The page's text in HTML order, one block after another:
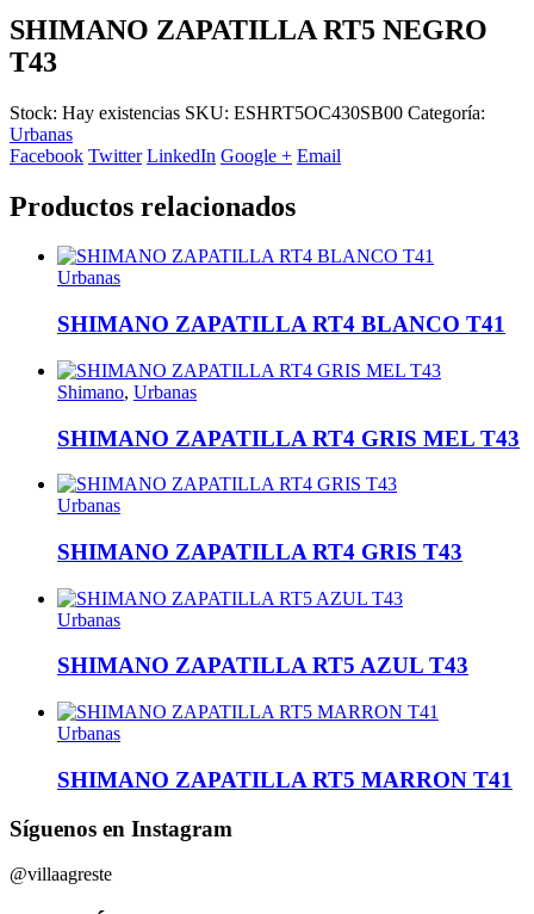
SHIMANO ZAPATILLA RT5 NEGRO
T43
Stock: Hay existencias SKU: ESHRT5OC430SB00 Categoría:
Urbanas
Facebook Twitter LinkedIn Google + Email
Productos relacionados
Urbanas
SHIMANO ZAPATILLA RT4 BLANCO T41
Shimano, Urbanas
SHIMANO ZAPATILLA RT4 GRIS MEL T43
Urbanas
SHIMANO ZAPATILLA RT4 GRIS T43
Urbanas
SHIMANO ZAPATILLA RT5 AZUL T43
Urbanas
SHIMANO ZAPATILLA RT5 MARRON T41
Síguenos en Instagram
@villaagreste